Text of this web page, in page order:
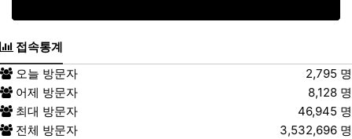
사항에 대해 열람, 제공, 정정을 요구할 수 있습니다.
회사이 가지고 있는 이용자의 개인정보
이용자 개인정보의 이용 및 제3자 제공
접속통계
오늘 방문자
2,795 명
어제 방문자
8,128 명
최대 방문자
46,945 명
전체 방문자
3,532,696 명